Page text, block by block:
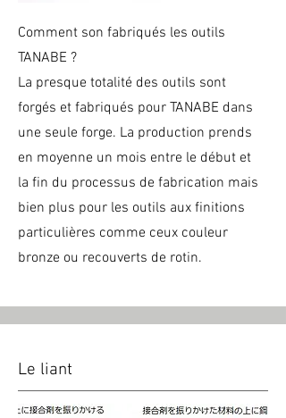
Comment son fabriqués les outils
TANABE ?
La presque totalité des outils sont
forgés et fabriqués pour TANABE dans
une seule forge. La production prends
en moyenne un mois entre le début et
la fin du processus de fabrication mais
bien plus pour les outils aux finitions
particulières comme ceux couleur
bronze ou recouverts de rotin.
Le liant